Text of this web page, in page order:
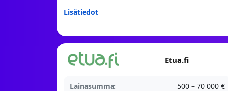
Lisätiedot
Etua.fi
Lainasumma: 500 – 70 000 €